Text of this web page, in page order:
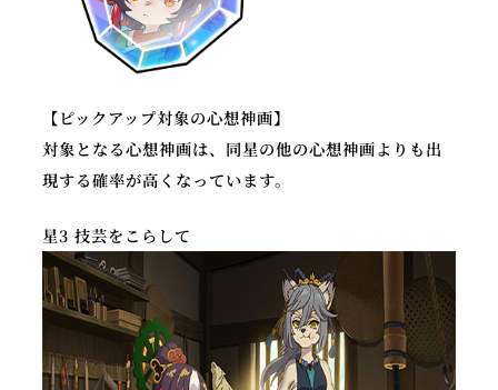
【ピックアップ対象の心想神画】
対象となる心想神画は、同星の他の心想神画よりも出
現する確率が高くなっています。
星3 技芸をこらして